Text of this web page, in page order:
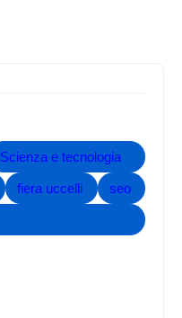
Scienza e tecnologia
fiera uccelli seo